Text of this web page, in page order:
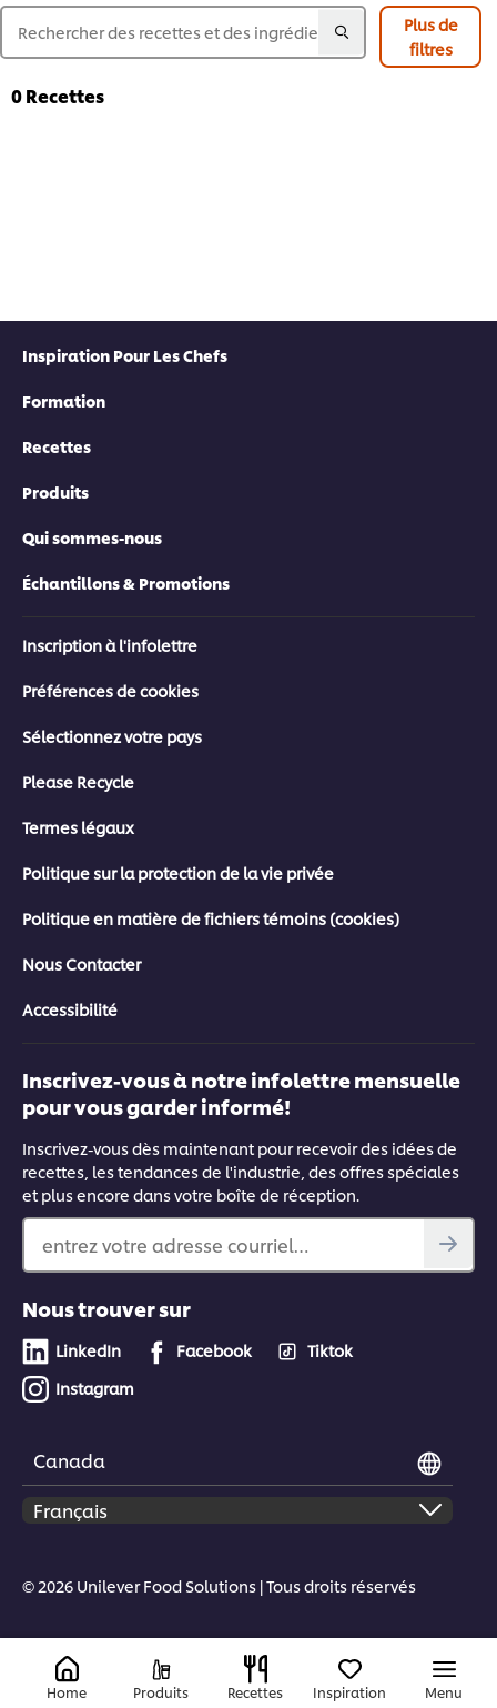
Plus de
filtres
0Recettes
Inspiration Pour Les Chefs
Formation
Recettes
Produits
Qui sommes-nous
Échantillons & Promotions
Inscription à l'infolettre
Préférences de cookies
Sélectionnez votre pays
Please Recycle
Termes légaux
Politique sur la protection de la vie privée
Politique en matière de fichiers témoins (cookies)
Nous Contacter
Accessibilité
Inscrivez-vous à notre infolettre mensuelle
pour vous garder informé!
Inscrivez-vous dès maintenant pour recevoir des idées de
recettes, les tendances de l'industrie, des offres spéciales
et plus encore dans votre boîte de réception.
entrez votre adresse courriel…
Nous trouver sur
LinkedIn Facebook
Tiktok
Instagram
Canada
© 2026 Unilever Food Solutions | Tous droits réservés
Home Produits Recettes Inspiration Menu